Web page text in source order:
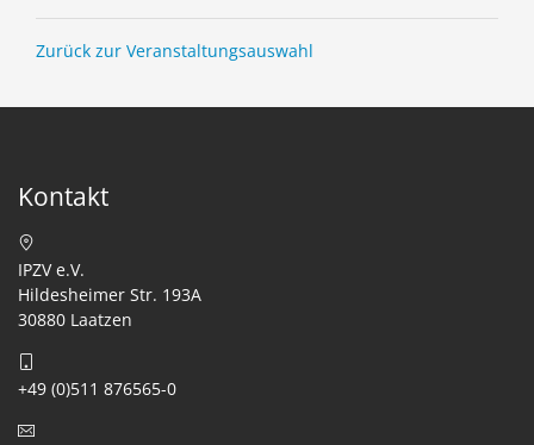
Zurück zur Veranstaltungsauswahl
Kontakt
IPZV e.V.
Hildesheimer Str. 193A
30880 Laatzen
+49 (0)511 876565-0